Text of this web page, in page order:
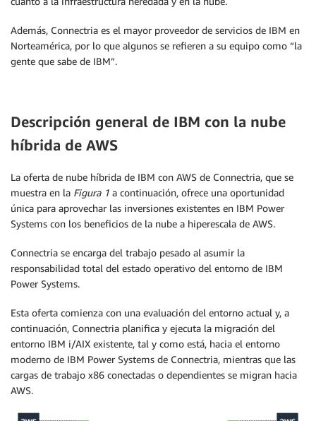
Además, Connectria es el mayor proveedor de servicios de IBM en
Norteamérica, por lo que algunos se refieren a su equipo como “la
gente que sabe de IBM”.
Descripción general de IBM con la nube
híbrida de AWS
La oferta de nube híbrida de IBM con AWS de Connectria, que se
muestra en la Figura 1 a continuación, ofrece una oportunidad
única para aprovechar las inversiones existentes en IBM Power
Systems con los beneficios de la nube a hiperescala de AWS.
Connectria se encarga del trabajo pesado al asumir la
responsabilidad total del estado operativo del entorno de IBM
Power Systems.
Esta oferta comienza con una evaluación del entorno actual y, a
continuación, Connectria planifica y ejecuta la migración del
entorno IBM i/AIX existente, tal y como está, hacia el entorno
moderno de IBM Power Systems de Connectria, mientras que las
cargas de trabajo x86 conectadas o dependientes se migran hacia
AWS.